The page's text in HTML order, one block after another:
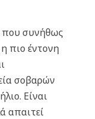
συνήθως
η πιο έντονη
σοβαρών
Είναι
απαιτεί